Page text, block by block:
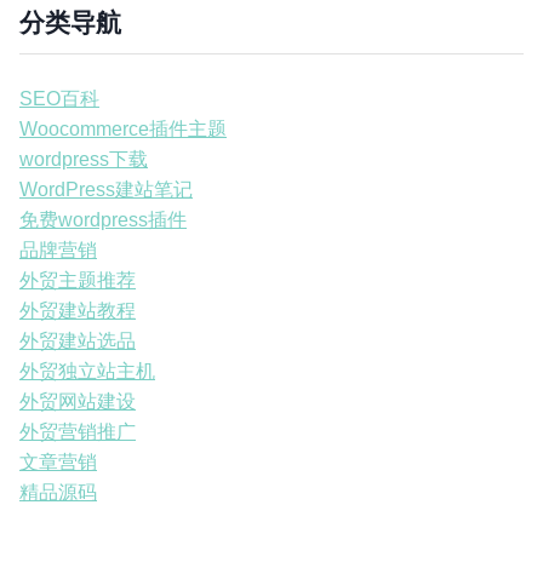
分类导航
SEO百科
Woocommerce插件主题
wordpress下载
WordPress建站笔记
免费wordpress插件
品牌营销
外贸主题推荐
外贸建站教程
外贸建站选品
外贸独立站主机
外贸网站建设
外贸营销推广
文章营销
精品源码